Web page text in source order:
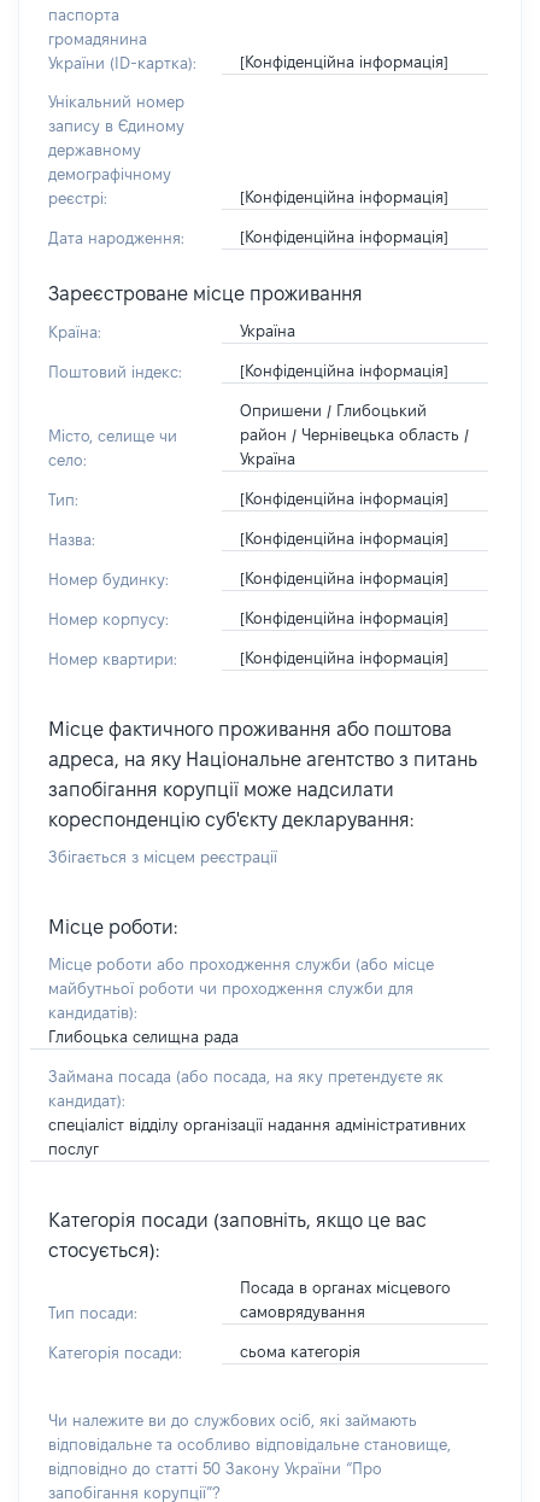
паспорта
громадянина
України (ID-картка):
[Конфіденційна інформація]
Унікальний номер
запису в Єдиному
державному
демографічному
реєстрі:
[Конфіденційна інформація]
Дата народження: [Конфіденційна інформація]
Зареєстроване місце проживання
Країна: Україна
Поштовий індекс: [Конфіденційна інформація]
Місто, селище чи
село:
Опришени / Глибоцький
район / Чернівецька область /
Україна
Тип: [Конфіденційна інформація]
Назва: [Конфіденційна інформація]
Номер будинку: [Конфіденційна інформація]
Номер корпусу: [Конфіденційна інформація]
Номер квартири: [Конфіденційна інформація]
Місце фактичного проживання або поштова
адреса, на яку Національне агентство з питань
запобігання корупції може надсилати
кореспонденцію суб'єкту декларування:
Збігається з місцем реєстрації
Місце роботи:
Місце роботи або проходження служби (або місце
майбутньої роботи чи проходження служби для
кандидатів):
Глибоцька селищна рада
Займана посада (або посада, на яку претендуєте як
кандидат):
спеціаліст відділу організації надання адміністративних
послуг
Категорія посади (заповніть, якщо це вас
стосується):
Тип посади:
Посада в органах місцевого
самоврядування
Категорія посади: сьома категорія
Чи належите ви до службових осіб, які займають
відповідальне та особливо відповідальне становище,
відповідно до статті 50 Закону України “Про
запобігання корупції”?